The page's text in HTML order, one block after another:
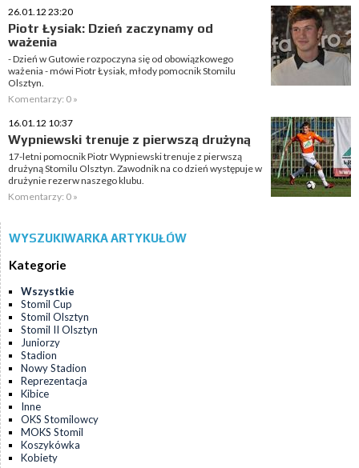
26.01.12 23:20
Piotr Łysiak: Dzień zaczynamy od
ważenia
- Dzień w Gutowie rozpoczyna się od obowiązkowego
ważenia - mówi Piotr Łysiak, młody pomocnik Stomilu
Olsztyn.
Komentarzy: 0 »
16.01.12 10:37
Wypniewski trenuje z pierwszą drużyną
17-letni pomocnik Piotr Wypniewski trenuje z pierwszą
drużyną Stomilu Olsztyn. Zawodnik na co dzień występuje w
drużynie rezerw naszego klubu.
Komentarzy: 0 »
WYSZUKIWARKA ARTYKUŁÓW
Kategorie
Wszystkie
Stomil Cup
Stomil Olsztyn
Stomil II Olsztyn
Juniorzy
Stadion
Nowy Stadion
Reprezentacja
Kibice
Inne
OKS Stomilowcy
MOKS Stomil
Koszykówka
Kobiety